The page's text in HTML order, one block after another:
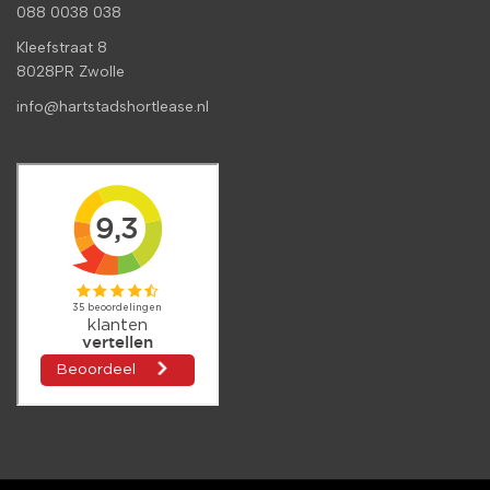
088 0038 038
Kleefstraat 8
8028PR Zwolle
info@hartstadshortlease.nl